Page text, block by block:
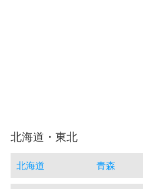
北海道・東北
北海道 青森